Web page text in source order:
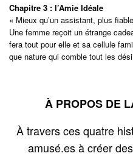
Chapitre 3 : l’Amie Idéale
« Mieux qu’un assistant, plus
Une femme reçoit un étrange
fera tout pour elle et sa cellule
que nature qui comble tout les
À PROPOS DE
À travers ces quatre
amusé.es à créer